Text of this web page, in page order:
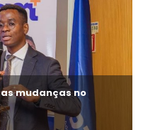
mudanças no